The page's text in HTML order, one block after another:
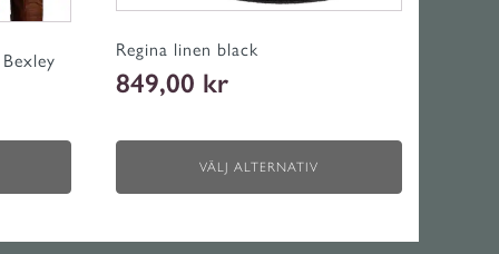
Regina linen black
849,00 kr
VÄLJ ALTERNATIV